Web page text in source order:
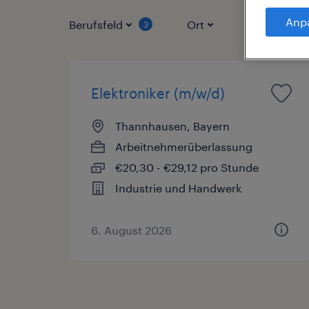
Berufsfeld 3 Ort Vertragsart
Elektroniker (m/w/d)
Thannhausen, Bayern
Arbeitnehmerüberlassung
€20,30 - €29,12 pro Stunde
Industrie und Handwerk
6. August 2026